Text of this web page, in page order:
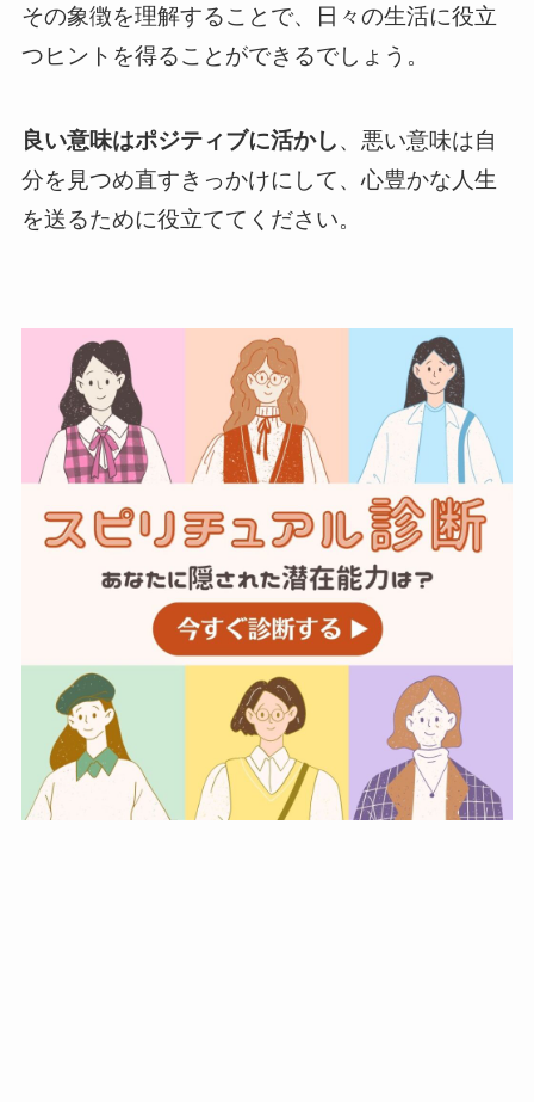
その象徴を理解することで、日々の生活に役立
つヒントを得ることができるでしょう。
良い意味はポジティブに活かし、悪い意味は自
分を見つめ直すきっかけにして、心豊かな人生
を送るために役立ててください。